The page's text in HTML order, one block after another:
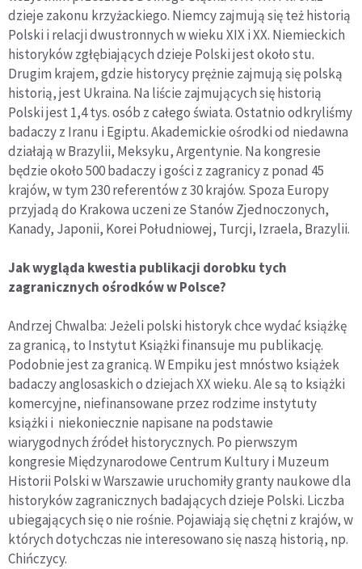
dzieje zakonu krzyżackiego. Niemcy zajmują się też historią
Polski i relacji dwustronnych w wieku XIX i XX. Niemieckich
historyków zgłębiających dzieje Polski jest około stu.
Drugim krajem, gdzie historycy prężnie zajmują się polską
historią, jest Ukraina. Na liście zajmujących się historią
Polski jest 1,4 tys. osób z całego świata. Ostatnio odkryliśmy
badaczy z Iranu i Egiptu. Akademickie ośrodki od niedawna
działają w Brazylii, Meksyku, Argentynie. Na kongresie
będzie około 500 badaczy i gości z zagranicy z ponad 45
krajów, w tym 230 referentów z 30 krajów. Spoza Europy
przyjadą do Krakowa uczeni ze Stanów Zjednoczonych,
Kanady, Japonii, Korei Południowej, Turcji, Izraela, Brazylii.
Jak wygląda kwestia publikacji dorobku tych
zagranicznych ośrodków w Polsce?
Andrzej Chwalba: Jeżeli polski historyk chce wydać książkę
za granicą, to Instytut Książki finansuje mu publikację.
Podobnie jest za granicą. W Empiku jest mnóstwo książek
badaczy anglosaskich o dziejach XX wieku. Ale są to książki
komercyjne, niefinansowane przez rodzime instytuty
książki i niekoniecznie napisane na podstawie
wiarygodnych źródeł historycznych. Po pierwszym
kongresie Międzynarodowe Centrum Kultury i Muzeum
Historii Polski w Warszawie uruchomiły granty naukowe dla
historyków zagranicznych badających dzieje Polski. Liczba
ubiegających się o nie rośnie. Pojawiają się chętni z krajów, w
których dotychczas nie interesowano się naszą historią, np.
Chińczycy.